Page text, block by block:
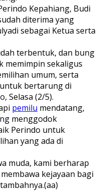
Kepahiang, Budi
diterima yang
sebagai Ketua serta
terbentuk, dan bung
memimpin sekaligus
umum, serta
bertarung di
Selasa (2/5).
pemilu mendatang,
menggodok
Perindo untuk
yang ada di
muda, kami berharap
kejayaan bagi